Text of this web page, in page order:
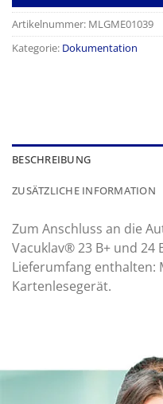
Artikelnummer: MLGME01039
Kategorie: Dokumentation
BESCHREIBUNG
ZUSÄTZLICHE INFORMATION
Zum Anschluss an die
Vacuklav® 23 B+ und 24
Lieferumfang enthalten:
Kartenlesegerät.